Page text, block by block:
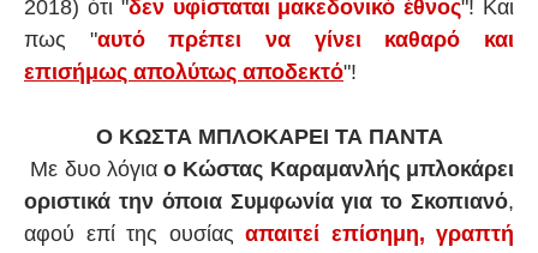
2018) ότι "δεν υφίσταται μακεδονικό έθνος"! Και
πως "αυτό πρέπει να γίνει καθαρό και
επισήμως απολύτως αποδεκτό"!
Ο ΚΩΣΤΑ ΜΠΛΟΚΑΡΕΙ ΤΑ ΠΑΝΤΑ
Με δυο λόγιαο Κώστας Καραμανλής μπλοκάρει
οριστικά την όποια Συμφωνία για το Σκοπιανό,
αφού επί της ουσίας απαιτεί επίσημη, γραπτή